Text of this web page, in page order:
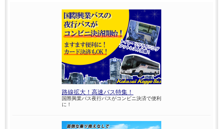
路線拡大！高速バス特集！
国際興業バス夜行バスがコンビニ決済で便利
に！